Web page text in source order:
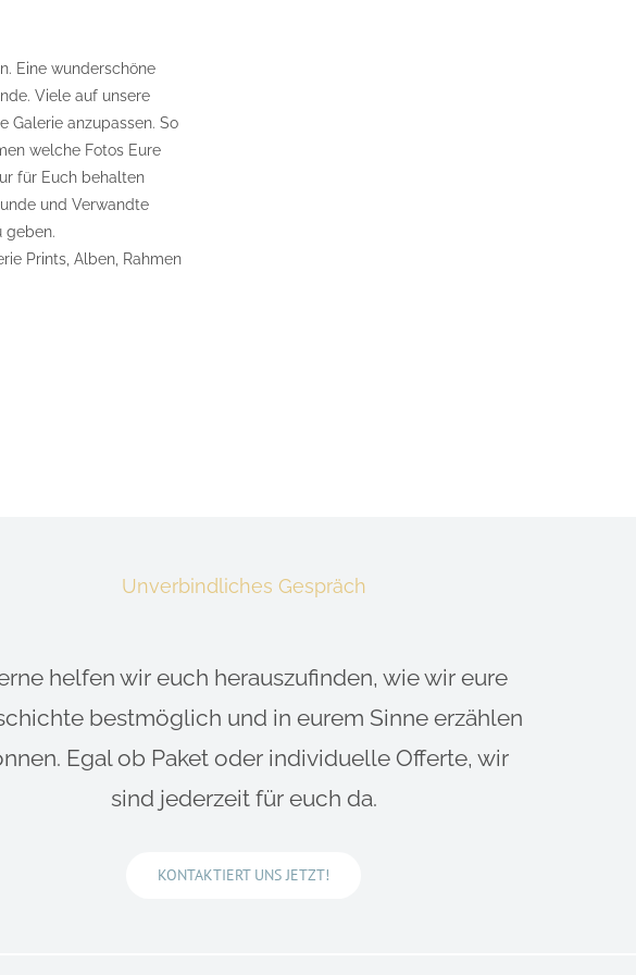
Eine wunderschöne
Viele auf unsere
Galerie anzupassen. So
welche Fotos Eure
für Euch behalten
und Verwandte
geben.
Prints, Alben, Rahmen
Unverbindliches Gespräch
helfen wir euch herauszufinden, wie wir eure
bestmöglich und in eurem Sinne erzählen
Egal ob Paket oder individuelle Offerte, wir
sind jederzeit für euch da.
KONTAKTIERT UNS JETZT!